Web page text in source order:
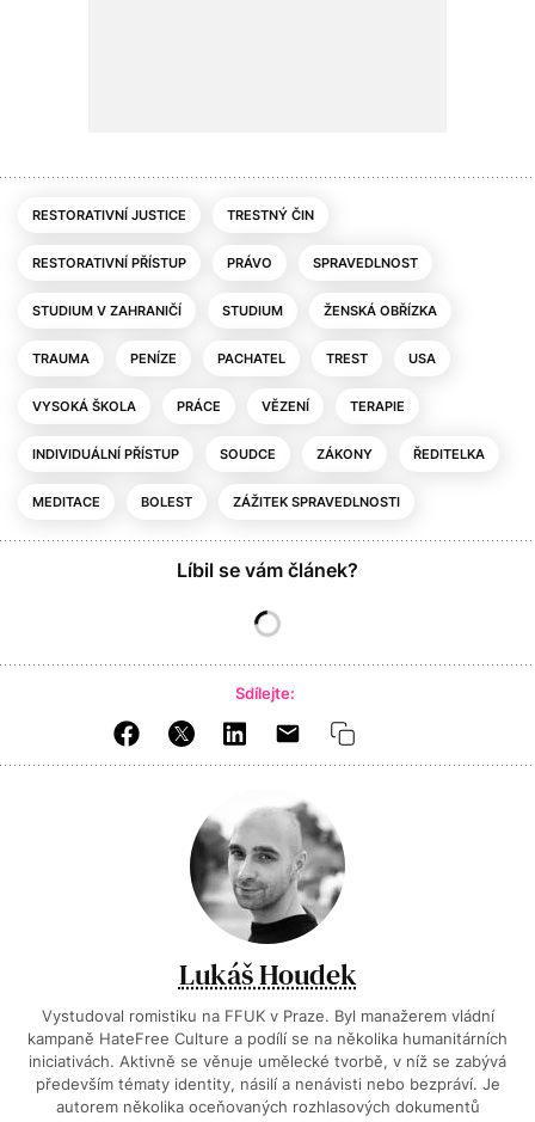
RESTORATIVNÍ JUSTICE TRESTNÝ ČIN
RESTORATIVNÍ PŘÍSTUP PRÁVO SPRAVEDLNOST
STUDIUM V ZAHRANIČÍ STUDIUM ŽENSKÁ OBŘÍZKA
TRAUMA PENÍZE PACHATEL TREST USA
VYSOKÁ ŠKOLA PRÁCE VĚZENÍ TERAPIE
INDIVIDUÁLNÍ PŘÍSTUP SOUDCE ZÁKONY ŘEDITELKA
MEDITACE BOLEST ZÁŽITEK SPRAVEDLNOSTI
Líbil se vám článek?
Sdílejte:
Lukáš Houdek
Vystudoval romistiku na FFUK v Praze. Byl manažerem vládní
kampaně HateFree Culture a podílí se na několika humanitárních
iniciativách. Aktivně se věnuje umělecké tvorbě, v níž se zabývá
především tématy identity, násilí a nenávisti nebo bezpráví. Je
autorem několika oceňovaných rozhlasových dokumentů